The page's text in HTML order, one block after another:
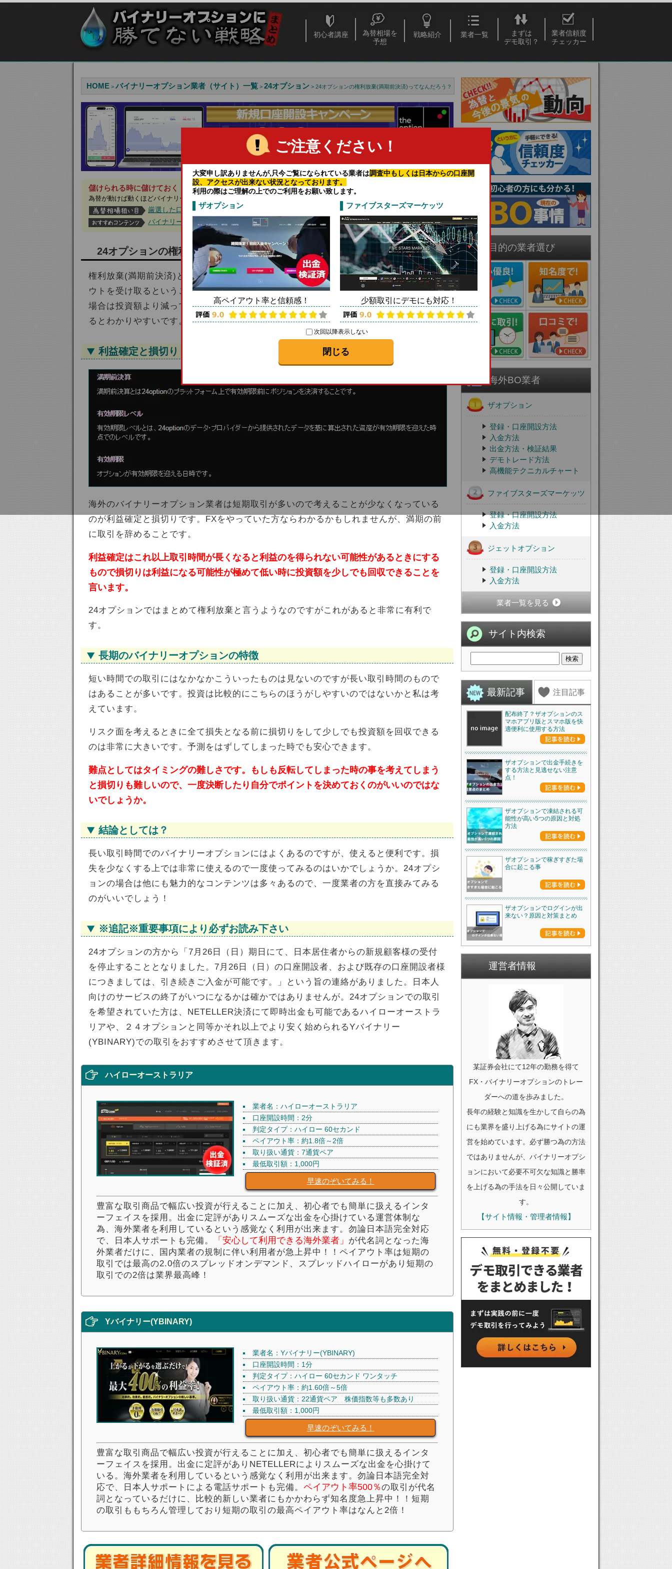
ご注意ください！
大変申し訳ありませんが,只今ご覧になられている業者は調査中もしくは日本からの口座開
設、アクセスが出来ない状況となっております。
利用の際はご理解の上でのご利用をお願い致します。
ザオプション
高ペイアウト率と信頼感！
ファイブスターズマーケッツ
少額取引にデモにも対応！
次回以降表示しない
閉じる
初心者講座
為替相場を
予想
戦略紹介 業者一覧
まずは
デモ取引？
業者信頼度
チェッカー
HOME > バイナリーオプション業者（サイト）一覧 > 24オプション > 24オプションの権利放棄(満期前決済)ってなんだろう？
儲けられる時に儲けておく！今月は見逃せないバイナリーオプションの取引のチャンス
為替が動けば動くほどバイナリーオプションで取引をするチャンスは増えます。
厳選した口コミ評価の高い業者とは
バイナリーオプションで生計を立てるって難しい？
24オプションの権利放棄(満期前決済)ってなんだろう？
権利放棄(満期前決済)というと難しく聞こえるかもしれませんが、途中決済してペイア
ウトを受け取るということです。もちろん全額受け取れるわけではないですし、損失の
場合は投資額より減っていますが、0にはなりません。利益確定や損切りと考えてもらえ
るとわかりやすいです。
利益確定と損切り
海外のバイナリーオプション業者は短期取引が多いので考えることが少なくなっている
のが利益確定と損切りです。FXをやっていた方ならわかるかもしれませんが、満期の前
に取引を辞めることです。
利益確定はこれ以上取引時間が長くなると利益のを得られない可能性があるときにする
もので損切りは利益になる可能性が極めて低い時に投資額を少しでも回収できることを
言います。
24オプションではまとめて権利放棄と言うようなのですがこれがあると非常に有利で
す。
長期のバイナリーオプションの特徴
短い時間での取引にはなかなかこういったものは見ないのですが長い取引時間のもので
はあることが多いです。投資は比較的にこちらのほうがしやすいのではないかと私は考
えています。
リスク面を考えるときに全て損失となる前に損切りをして少しでも投資額を回収できる
のは非常に大きいです。予測をはずしてしまった時でも安心できます。
難点としてはタイミングの難しさです。もしも反転してしまった時の事を考えてしまう
と損切りも難しいので、一度決断したり自分でポイントを決めておくのがいいのではな
いでしょうか。
結論としては？
長い取引時間でのバイナリーオプションにはよくあるのですが、使えると便利です。損
失を少なくする上では非常に使えるので一度使ってみるのはいかでしょうか。24オプシ
ョンの場合は他にも魅力的なコンテンツは多々あるので、一度業者の方を直接みてみる
のがいいでしょう！
※追記※重要事項により必ずお読み下さい
24オプションの方から「7月26日（日）期日にて、日本居住者からの新規顧客様の受付
を停止することとなりました。7月26日（日）の口座開設者、および既存の口座開設者様
につきましては、引き続きご入金が可能です。」という旨の連絡がありました。日本人
向けのサービスの終了がいつになるかは確かではありませんが。24オプションでの取引
を希望されていた方は、NETELLER決済にて即時出金も可能であるハイローオーストラ
リアや、２４オプションと同等かそれ以上でより安く始められるYバイナリー
(YBINARY)での取引をおすすめさせて頂きます。
ハイローオーストラリア
業者名：ハイローオーストラリア
口座開設時間：2分
判定タイプ：ハイロー 60セカンド
ペイアウト率：約1.8倍～2倍
取り扱い通貨：7通貨ペア
最低取引額：1,000円
早速のぞいてみる！
豊富な取引商品で幅広い投資が行えることに加え、初心者でも簡単に扱えるインタ
ーフェイスを採用。出金に定評がありスムーズな出金を心掛けている運営体制な
為、海外業者を利用しているという感覚なく利用が出来ます。勿論日本語完全対応
で、日本人サポートも完備。
「安心して利用できる海外業者」 が代名詞となった海
外業者だけに、国内業者の規制に伴い利用者が急上昇中！！ペイアウト率は短期の
取引では最高の2.0倍のスプレッドオンデマンド、スプレッドハイローがあり短期の
取引での2倍は業界最高峰！
Yバイナリー(YBINARY)
業者名：Yバイナリー(YBINARY)
口座開設時間：1分
判定タイプ：ハイロー 60セカンド ワンタッチ
ペイアウト率：約1.60倍～5倍
取り扱い通貨：22通貨ペア 株価指数等も多数あり
最低取引額：1,000円
早速のぞいてみる！
豊富な取引商品で幅広い投資が行えることに加え、初心者でも簡単に扱えるインタ
ーフェイスを採用。出金に定評がありNETELLERによりスムーズな出金を心掛けて
いる。海外業者を利用しているという感覚なく利用が出来ます。勿論日本語完全対
応で、日本人サポートによる電話サポートも完備。 ペイアウト率500％の取引が代名
詞となっているだけに、比較的新しい業者にもかかわらず知名度急上昇中！！短期
の取引ももちろん管理しており短期の取引の最高ペイアウト率はなんと2倍！
目的の業者選び
海外BO業者
ザオプション
登録・口座開設方法
入金方法
出金方法・検証結果
デモトレード方法
高機能テクニカルチャート
ファイブスターズマーケッツ
登録・口座開設方法
入金方法
ジェットオプション
登録・口座開設方法
入金方法
業者一覧を見る
サイト内検索
最新記事 注目記事
配布終了？ザオプションのス
マホアプリ版とスマホ版を快
適便利に使用する方法
ザオプションで出金手続きを
する方法と見逃せない注意
点！
ザオプションで凍結される可
能性が高い5つの原因と対処
方法
ザオプションで稼ぎすぎた場
合に起こる事
ザオプションでログインが出
来ない？原因と対策まとめ
運営者情報
某証券会社にて12年の勤務を得て
FX・バイナリーオプションのトレー
ダーへの道を歩みました。
長年の経験と知識を生かして自らの為
にも業界を盛り上げる為にサイトの運
営を始めています。必ず勝つ為の方法
ではありませんが、バイナリーオプシ
ョンにおいて必要不可欠な知識と勝率
を上げる為の手法を日々公開していま
す。
【サイト情報・管理者情報】